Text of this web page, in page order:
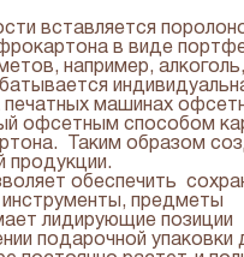
вставляется
в виде
например, алкоголь,
печатных машинах
офсетным способом
Таким образом
продукции.
обеспечить
инструменты, предметы
лидирующие позиции
подарочной упаковки